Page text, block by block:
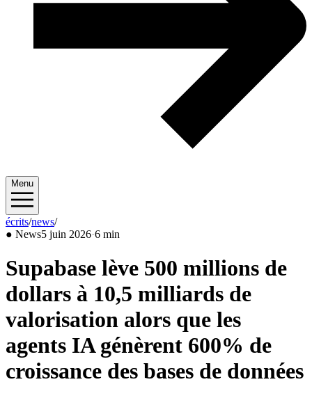
Menu
écrits/news/2026/06
● News5 juin 2026·6 min
Supabase lève 500 millions de
dollars à 10,5 milliards de
valorisation alors que les
agents IA génèrent 600% de
croissance des bases de données